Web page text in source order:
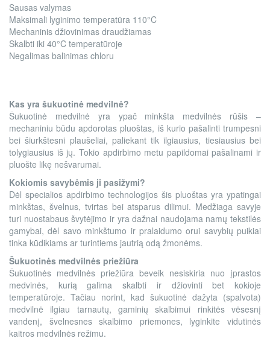
Sausas valymas
Maksimali lyginimo temperatūra 110°C
Mechaninis džiovinimas draudžiamas
Skalbti iki 40°C temperatūroje
Negalimas balinimas chloru
Kas yra šukuotinė medvilnė?
Šukuotinė medvilnė yra ypač minkšta medvilnės rūšis –
mechaniniu būdu apdorotas pluoštas, iš kurio pašalinti trumpesni
bei šiurkštesni plaušeliai, paliekant tik ilgiausius, tiesiausius bei
tolygiausius iš jų. Tokio apdirbimo metu papildomai pašalinami ir
pluošte likę nešvarumai.
Kokiomis savybėmis ji pasižymi?
Dėl specialios apdirbimo technologijos šis pluoštas yra ypatingai
minkštas, švelnus, tvirtas bei atsparus dilimui. Medžiaga savyje
turi nuostabaus švytėjimo ir yra dažnai naudojama namų tekstilės
gamybai, dėl savo minkštumo ir pralaidumo orui savybių puikiai
tinka kūdikiams ar turintiems jautrią odą žmonėms.
Šukuotinės medvilnės priežiūra
Šukuotinės medvilnės priežiūra beveik nesiskiria nuo įprastos
medvinės, kurią galima skalbti ir džiovinti bet kokioje
temperatūroje. Tačiau norint, kad šukuotinė dažyta (spalvota)
medvilnė ilgiau tarnautų, gaminių skalbimui rinkitės vėsesnį
vandenį, švelnesnes skalbimo priemones, lyginkite vidutinės
kaitros medvilnės režimu.